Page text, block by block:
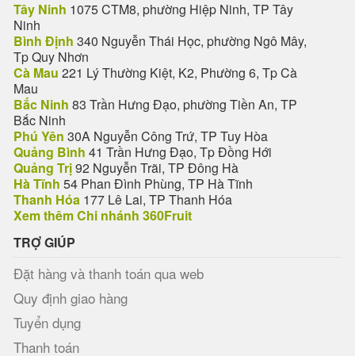
Tây Ninh 1075 CTM8, phường Hiệp Ninh, TP Tây
Ninh
Bình Định 340 Nguyễn Thái Học, phường Ngô Mây,
Tp Quy Nhơn
Cà Mau 221 Lý Thường Kiệt, K2, Phường 6, Tp Cà
Mau
Bắc Ninh 83 Trần Hưng Đạo, phường Tiền An, TP
Bắc Ninh
Phú Yên 30A Nguyễn Công Trứ, TP Tuy Hòa
Quảng Bình 41 Trần Hưng Đạo, Tp Đồng Hới
Quảng Trị92 Nguyễn Trãi, TP Đông Hà
Hà Tĩnh 54 Phan Đình Phùng, TP Hà Tĩnh
Thanh Hóa 177 Lê Lai, TP Thanh Hóa
Xem thêm Chi nhánh 360Fruit
TRỢ GIÚP
Đặt hàng và thanh toán qua web
Quy định giao hàng
Tuyển dụng
Thanh toán